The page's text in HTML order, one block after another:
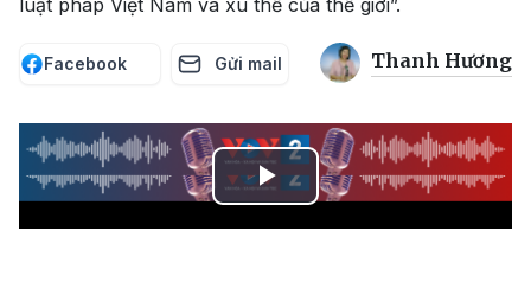
luật pháp Việt Nam và xu thế của thế giới”.
Facebook Gửi mail Thanh Hương
Play